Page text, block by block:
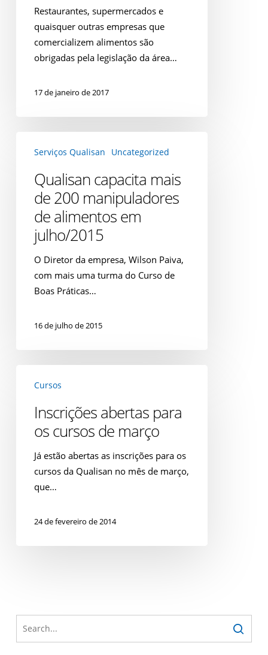
POPs
exigidos
sanitária.
Restaurantes, supermercados e
quaisquer outras empresas que
comercializem alimentos são
obrigadas pela legislação da área…
17 de janeiro de 2017
capacita
manipuladores
alimentos
julho/2015
Serviços Qualisan Uncategorized
Qualisan capacita mais
de 200 manipuladores
de alimentos em
julho/2015
O Diretor da empresa, Wilson Paiva,
com mais uma turma do Curso de
Boas Práticas…
16 de julho de 2015
abertas
cursos
Cursos
Inscrições abertas para
os cursos de março
Já estão abertas as inscrições para os
cursos da Qualisan no mês de março,
que…
24 de fevereiro de 2014